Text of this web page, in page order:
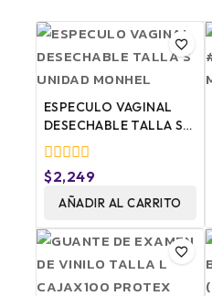
ESPECULO VAGINAL
DESECHABLE TALLA S
UNIDAD MONHEL
0
fuera
de
$2,249
AÑADIR AL CARRITO